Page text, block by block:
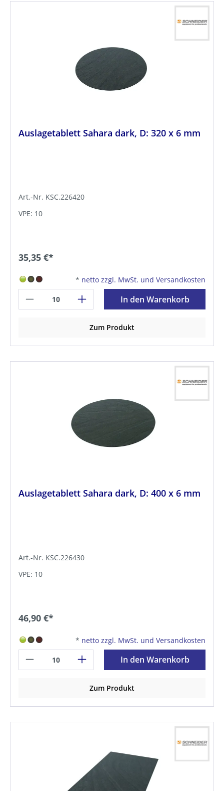
Auslagetablett Sahara dark, D: 320 x 6 mm
Art.-Nr. KSC.226420
VPE: 10
35,35 €*
* netto zzgl. MwSt. und Versandkosten
In den Warenkorb
Zum Produkt
Auslagetablett Sahara dark, D: 400 x 6 mm
Art.-Nr. KSC.226430
VPE: 10
46,90 €*
* netto zzgl. MwSt. und Versandkosten
In den Warenkorb
Zum Produkt